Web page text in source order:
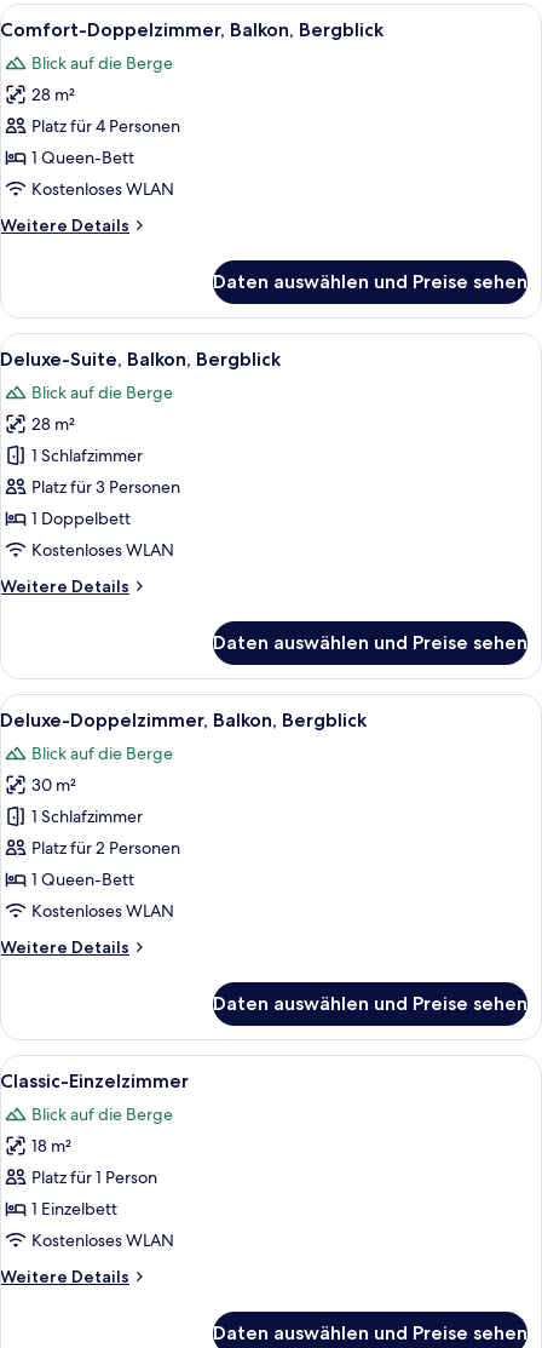
Alle
Fotos
für
Comfort-
Doppelzimmer,
Balkon,
Bergblick
Ein Hotelzimmer mit einem großen
5
Comfort-Doppelzimmer, Balkon, Bergblick
Blick auf die Berge
28 m²
Platz für 4 Personen
1 Queen-Bett
Kostenloses WLAN
Weitere Details
Weitere
Doppelzimmer,
Balkon,
Bergblick
Daten auswählen und Preise sehen
Alle
Fotos
für
Deluxe-
Suite,
Balkon,
Bergblick
anzeigen
Ein Hotelzimmer mit einem
1
Deluxe-Suite, Balkon, Bergblick
Blick auf die Berge
28 m²
1 Schlafzimmer
Platz für 3 Personen
1 Doppelbett
Kostenloses WLAN
Weitere Details
Weitere
Suite,
Balkon,
Bergblick
Daten auswählen und Preise sehen
Alle
Fotos
für
Deluxe-
Doppelzimmer,
Balkon,
Bergblick
anzeigen
Ein Hotelzimmer mit einem großen
9
Deluxe-Doppelzimmer, Balkon, Bergblick
Blick auf die Berge
30 m²
1 Schlafzimmer
Platz für 2 Personen
1 Queen-Bett
Kostenloses WLAN
Weitere Details
Weitere
Doppelzimmer,
Balkon,
Bergblick
Daten auswählen und Preise sehen
Alle
Fotos
für
Classic-
Einzelzimmer
anzeigen
Ein Hotelzimmer mit Bett,
3
Classic-Einzelzimmer
Blick auf die Berge
18 m²
Platz für 1 Person
1 Einzelbett
Kostenloses WLAN
Weitere Details
Weitere
Daten auswählen und Preise sehen